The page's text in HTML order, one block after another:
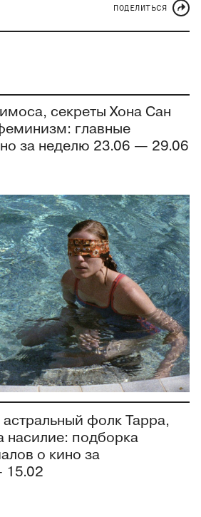
ПОДЕЛИТЬСЯ
секреты Хона Сан
главные
за неделю 23.06 — 29.06
фолк Тарра,
насилие: подборка
о кино за
15.02